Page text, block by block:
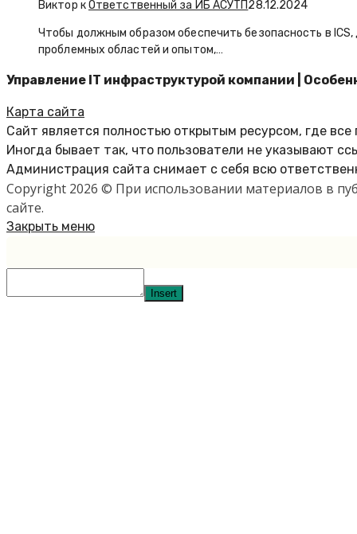
Виктор кОтветственный за ИБ АСУТП28.12.2024
Чтобы должным образом обеспечить безопасность в
проблемных областей и опытом,…
Управление IT инфраструктурой компании |
Карта сайта
Сайт является полностью открытым ресурсом, где
Иногда бывает так, что пользователи не указывают
Администрация сайта снимает с себя всю
Copyright 2026 © При использовании материалов в
сайте.
Закрыть меню
Insert